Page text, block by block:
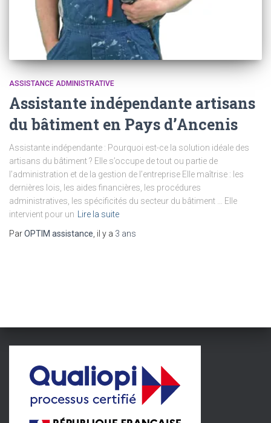
ASSISTANCE ADMINISTRATIVE
Assistante indépendante artisans
du bâtiment en Pays d’Ancenis
Assistante indépendante : Pourquoi est-ce la solution idéale des
artisans du bâtiment ? Elle s’occupe de tout ou partie de
l’administration et de la gestion de l’entreprise Elle maîtrise : les
dernières lois, les aides financières, les procédures
administratives, les spécificités du secteur du bâtiment … Elle
intervient pour un
Lire la suite
ParOPTIM assistance , il y a 3 ans